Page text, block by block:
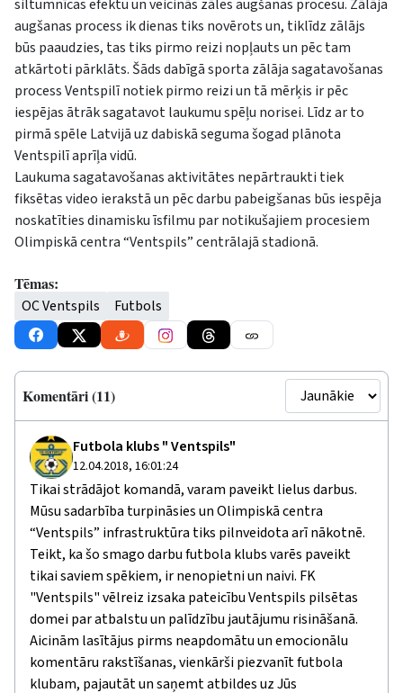
siltumnīcas efektu un veicinās zāles augšanas procesu. Zālāja
augšanas process ik dienas tiks novērots un, tiklīdz zālājs
būs paaudzies, tas tiks pirmo reizi nopļauts un pēc tam
atkārtoti pārklāts. Šāds dabīgā sporta zālāja sagatavošanas
process Ventspilī notiek pirmo reizi un tā mērķis ir pēc
iespējas ātrāk sagatavot laukumu spēļu norisei. Līdz ar to
pirmā spēle Latvijā uz dabiskā seguma šogad plānota
Ventspilī aprīļa vidū.
Laukuma sagatavošanas aktivitātes nepārtraukti tiek
fiksētas video ierakstā un pēc darbu pabeigšanas būs iespēja
noskatīties dinamisku īsfilmu par notikušajiem procesiem
Olimpiskā centra “Ventspils” centrālajā stadionā.
Tēmas:
OC Ventspils Futbols
Komentāri (11)
Futbola klubs " Ventspils"
12.04.2018, 16:01:24
Tikai strādājot komandā, varam paveikt lielus darbus.
Mūsu sadarbība turpināsies un Olimpiskā centra
“Ventspils” infrastruktūra tiks pilnveidota arī nākotnē.
Teikt, ka šo smago darbu futbola klubs varēs paveikt
tikai saviem spēkiem, ir nenopietni un naivi. FK
"Ventspils" vēlreiz izsaka pateicību Ventspils pilsētas
domei par atbalstu un palīdzību jautājumu risināšanā.
Aicinām lasītājus pirms neapdomātu un emocionālu
komentāru rakstīšanas, vienkārši piezvanīt futbola
klubam, pajautāt un saņemt atbildes uz Jūs